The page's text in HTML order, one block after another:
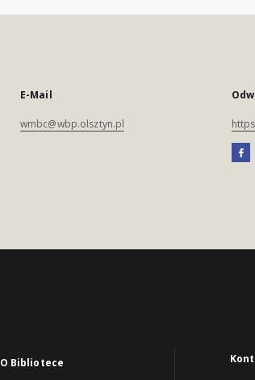
E-Mail
wmbc@wbp.olsztyn.pl
O Bibliotece